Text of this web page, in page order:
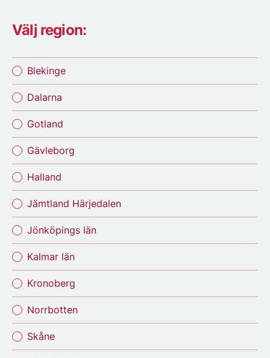
Välj region:
Blekinge
Dalarna
Gotland
Gävleborg
Halland
Jämtland Härjedalen
Jönköpings län
Kalmar län
Kronoberg
Norrbotten
Skåne